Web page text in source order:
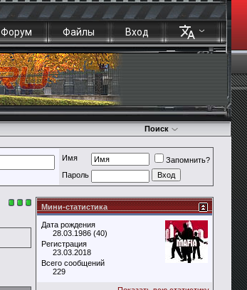
Форум Файлы Вход
Поиск
Имя
Запомнить?
Пароль
Мини-статистика
Дата рождения
28.03.1986 (40)
Регистрация
23.03.2018
Всего сообщений
229